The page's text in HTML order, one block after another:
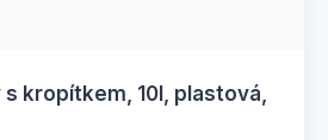
s kropítkem, 10l, plastová,